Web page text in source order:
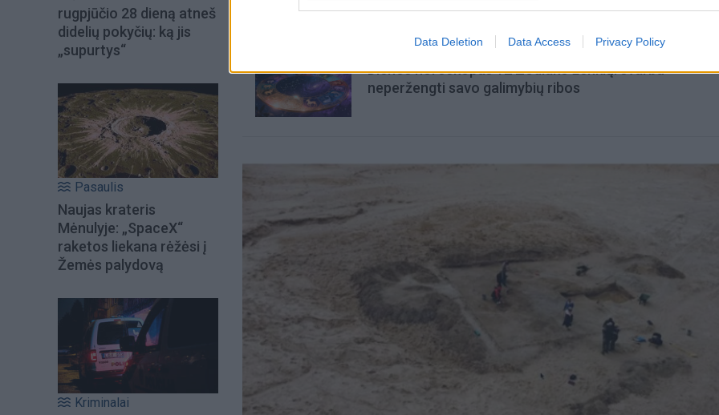
Data Deletion Data Access Privacy Policy
rugpjūčio 28 dieną atneš
didelių pokyčių: ką jis
„supurtys“
Pasaulis
Naujas krateris
Mėnulyje: „SpaceX“
raketos liekana rėžėsi į
Žemės palydovą
Kriminalai
Dienos horoskopas 12 Zodiako ženklų: svarbu
neperžengti savo galimybių ribos